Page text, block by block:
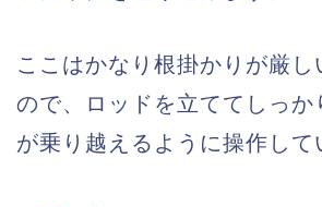
ここはかなり根掛かりが厳し
ので、ロッドを立ててしっか
が乗り越えるように操作して